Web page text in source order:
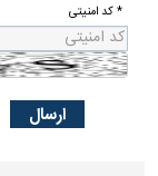
* کد امنیتی